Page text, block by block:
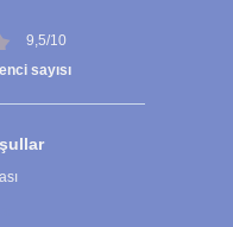
9,5/10
sayısı